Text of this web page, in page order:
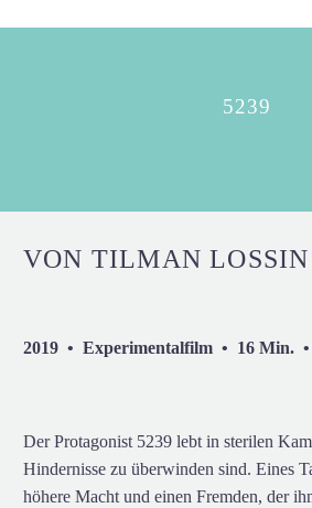
5239
VON TILMAN LOSSIN
2019 • Experimentalfilm • 16 Min.
Der Protagonist 5239 lebt in sterilen
Hindernisse zu überwinden sind. Eines
höhere Macht und einen Fremden, der